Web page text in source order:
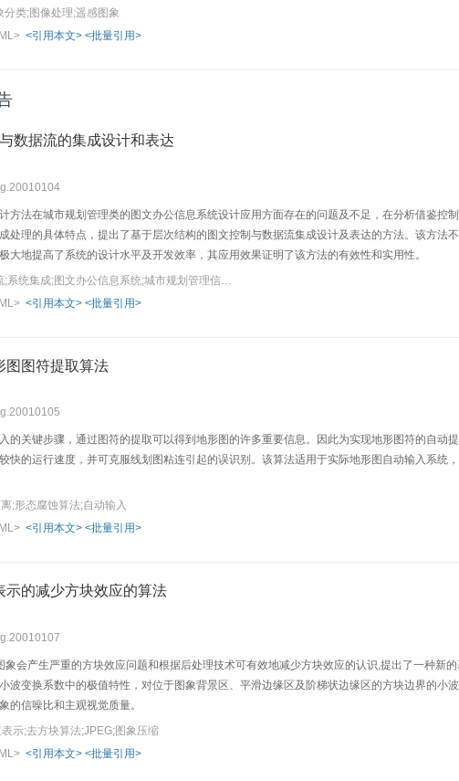
具有内在的相互联系，因此在实现算法上有许多相似之处，为了使人们对其发展的现状有所
用中的相同之处和不同点作了比较分析，在此基础上，结合具体实例分别介绍了进行超谱图
建议。
类;图像处理;遥感图象
<引用本文> <批量引用>
数据流的集成设计和表达
方法在城市规划管理类的图文办公信息系统设计应用方面存在的问题及不足，在分析借鉴控
处理的具体特点，提出了基于层次结构的图文控制与数据流集成设计及表达的方法。该方法
大地提高了系统的设计水平及开发效率，其应用效果证明了该方法的有效性和实用性。
关键词：软件工程;控制流;数据流;系统集成;图文办公信息系统;城市规划管理信息系统;GIS
<引用本文> <批量引用>
图图符提取算法
的关键步骤，通过图符的提取可以得到地形图的许多重要信息。因此为实现地形图符的自动
快的运行速度，并可克服线划图粘连引起的误识别。该算法适用于实际地形图自动输入系统
;形态腐蚀算法;自动输入
<引用本文> <批量引用>
示的减少方块效应的算法
象会产生严重的方块效应问题和根据后处理技术可有效地减少方块效应的认识,提出了一种新
波变换系数中的极值特性，对位于图象背景区、平滑边缘区及阶梯状边缘区的方块边界的小
的信噪比和主观视觉质量。
示;去方块算法;JPEG;图象压缩
<引用本文> <批量引用>